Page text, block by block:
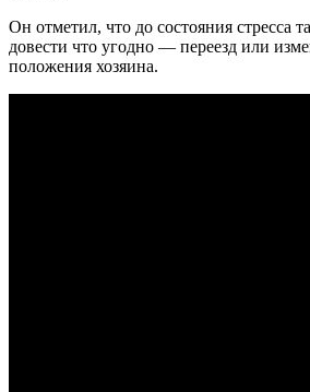
Он отметил, что до состояния стресса
довести что угодно — переезд или
положения хозяина.